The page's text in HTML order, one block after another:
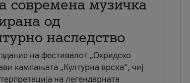
современа музичка
од
наследство
на фестивалот „Охридско
кампањата „Културна врска“, чиј
на легендарната